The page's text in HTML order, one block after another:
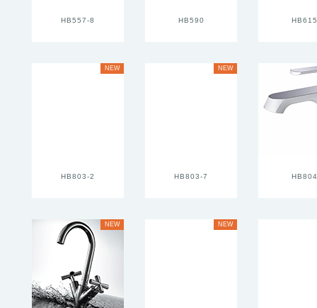
HB557-8 HB590 HB615
HB803-2
NEW
HB803-7
NEW
HB804
NEW NEW